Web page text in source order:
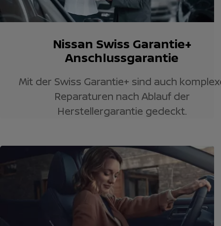
Nissan Swiss Garantie+
Anschlussgarantie
Mit der Swiss Garantie+ sind auch
Reparaturen nach Ablauf der
Herstellergarantie gedeckt.